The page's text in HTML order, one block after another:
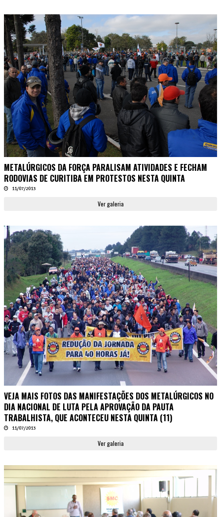
METALÚRGICOS DA FORÇA PARALISAM ATIVIDADES E FECHAM
RODOVIAS DE CURITIBA EM PROTESTOS NESTA QUINTA
11/07/2013
Ver galeria
VEJA MAIS FOTOS DAS MANIFESTAÇÕES DOS METALÚRGICOS NO
DIA NACIONAL DE LUTA PELA APROVAÇÃO DA PAUTA
TRABALHISTA, QUE ACONTECEU NESTA QUINTA (11)
11/07/2013
Ver galeria